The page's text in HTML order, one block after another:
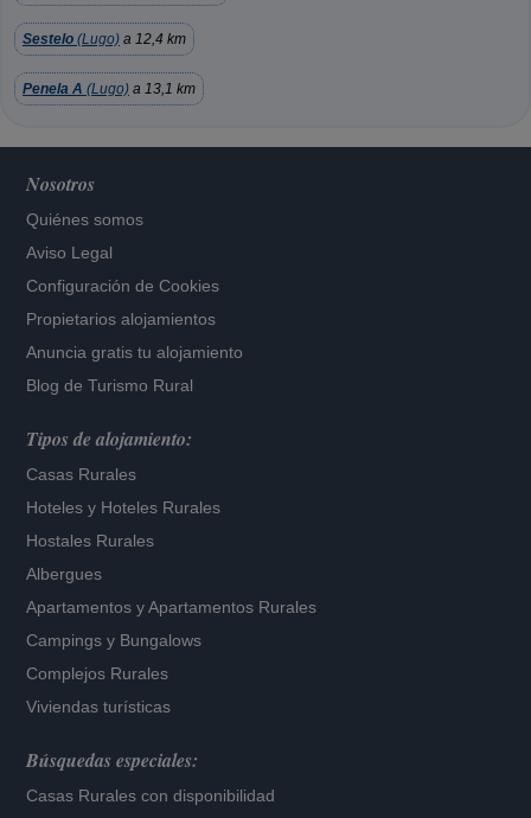
Sestelo (Lugo) a 12,4 km
Penela A (Lugo) a 13,1 km
Nosotros
Quiénes somos
Aviso Legal
Configuración de Cookies
Propietarios alojamientos
Anuncia gratis tu alojamiento
Blog de Turismo Rural
Tipos de alojamiento:
Casas Rurales
Hoteles y Hoteles Rurales
Hostales Rurales
Albergues
Apartamentos yApartamentos Rurales
Campings y Bungalows
Complejos Rurales
Viviendas turísticas
Búsquedas especiales:
Casas Rurales con disponibilidad